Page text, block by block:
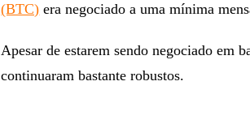
(BTC) era negociado a uma mínima
Apesar de estarem sendo negociado em
continuaram bastante robustos.